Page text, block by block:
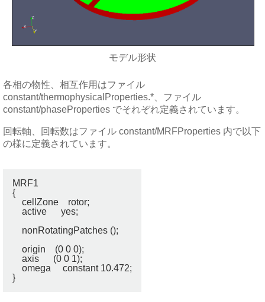
モデル形状
各相の物性、相互作用はファイル
constant/thermophysicalProperties.*、ファイル
constant/phaseProperties でそれぞれ定義されています。
回転軸、回転数はファイル constant/MRFProperties 内で以下
の様に定義されています。
MRF1
{
    cellZone    rotor;
    active      yes;
    nonRotatingPatches ();
    origin    (0 0 0);
    axis      (0 0 1);
    omega     constant 10.472;